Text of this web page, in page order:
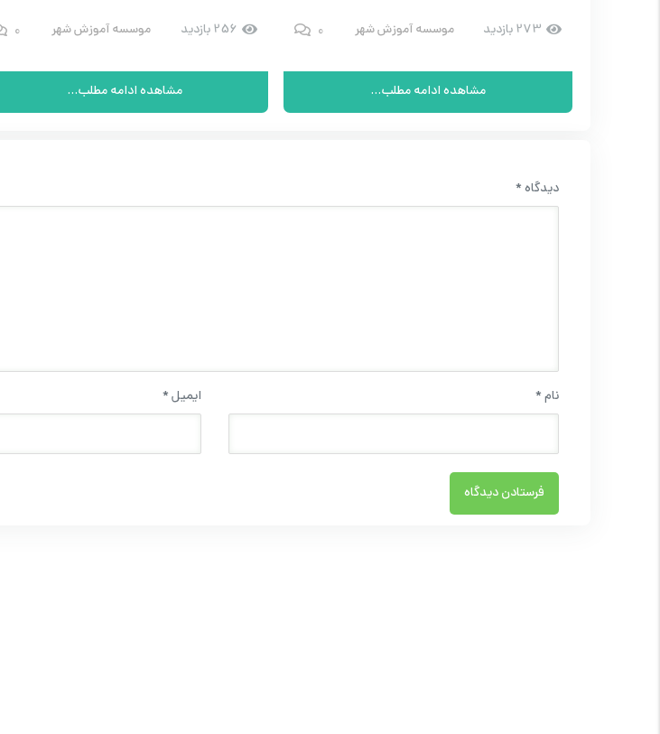
273 بازدید موسسه آموزش شهر 0
مشاهده ادامه مطلب...
256 بازدید موسسه آموزش شهر 0
مشاهده ادامه مطلب...
دیدگاه*
نام* ایمیل*